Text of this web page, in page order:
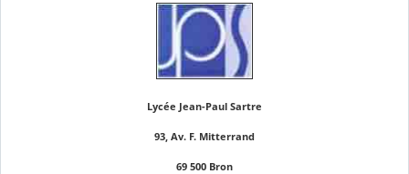
Lycée Jean-Paul Sartre
93, Av. F. Mitterrand
69 500 Bron